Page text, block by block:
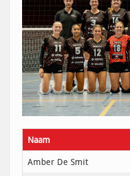
Naam
Amber De Smit